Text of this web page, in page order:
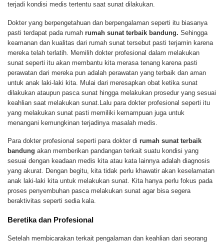
terjadi kondisi medis tertentu saat sunat dilakukan.
Dokter yang berpengetahuan dan berpengalaman seperti itu biasanya
pasti terdapat pada rumah rumah sunat terbaik bandung. Sehingga
keamanan dan kualitas dari rumah sunat tersebut pasti terjamin karena
mereka telah terlatih. Memilih dokter profesional dalam melakukan
sunat seperti itu akan membantu kita merasa tenang karena pasti
perawatan dari mereka pun adalah perawatan yang terbaik dan aman
untuk anak laki-laki kita. Mulai dari meresapkan obat ketika sunat
dilakukan ataupun pasca sunat hingga melakukan prosedur yang sesuai
keahlian saat melakukan sunat.Lalu para dokter profesional seperti itu
yang melakukan sunat pasti memiliki kemampuan juga untuk
menangani kemungkinan terjadinya masalah medis.
Para dokter profesional seperti para dokter di rumah sunat terbaik
bandung akan memberikan pandangan terkait suatu kondisi yang
sesuai dengan keadaan medis kita atau kata lainnya adalah diagnosis
yang akurat. Dengan begitu, kita tidak perlu khawatir akan keselamatan
anak laki-laki kita untuk melakukan sunat. Kita hanya perlu fokus pada
proses penyembuhan pasca melakukan sunat agar bisa segera
beraktivitas seperti sedia kala.
Beretika dan Profesional
Setelah membicarakan terkait pengalaman dan keahlian dari seorang